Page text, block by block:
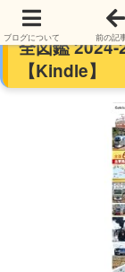
【本日最終
全図鑑
【Kindle】
ブログについて 前の記